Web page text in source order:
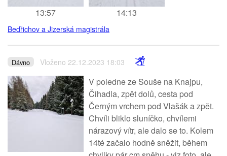
13:57 14:13
Bedřichov a Jizerská magistrála
Dávno Vloženo 22.12.2023 18:03
V poledne ze Souše na Knajpu,
Čihadla, zpět dolů, cesta pod
Černým vrchem pod Vlašák a zpět.
Chvíli bliklo sluníčko, chvílemi
nárazový vítr, ale dalo se to. Kolem
14té začalo hodně sněžit, během